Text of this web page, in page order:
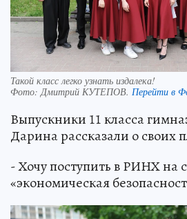
Такой класс легко узнать издалека!
Фото:Дмитрий КУТЕПОВ. Перейти в
Выпускники 11 класса
Дарина рассказали о своих
- Хочу поступить в РИНХ на
«экономическая